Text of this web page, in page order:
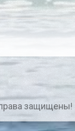
защищены!